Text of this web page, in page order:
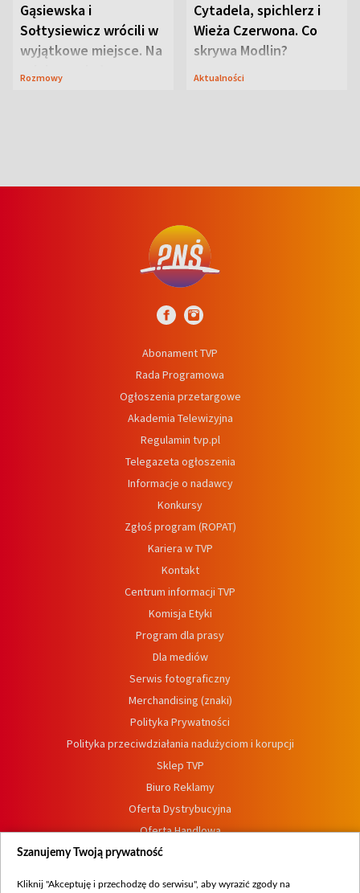
Gąsiewska i
Sołtysiewicz wrócili w
wyjątkowe miejsce. Na
szlaku czekał
Rozmowy
Cytadela, spichlerz i
Wieża Czerwona. Co
skrywa Modlin?
Aktualności
Abonament TVP
Rada Programowa
Ogłoszenia przetargowe
Akademia Telewizyjna
Regulamin tvp.pl
Telegazeta ogłoszenia
Informacje o nadawcy
Konkursy
Zgłoś program (ROPAT)
Kariera w TVP
Kontakt
Centrum informacji TVP
Komisja Etyki
Program dla prasy
Dla mediów
Serwis fotograficzny
Merchandising (znaki)
Polityka Prywatności
Polityka przeciwdziałania nadużyciom i korupcji
Sklep TVP
Biuro Reklamy
Oferta Dystrybucyjna
Oferta Handlowa
Dostępność
Szanujemy Twoją prywatność
Kliknij "Akceptuję i przechodzę do serwisu", aby wyrazić zgody na